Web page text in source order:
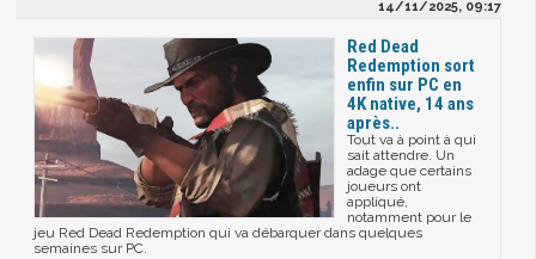
14/11/2025, 09:17
Red Dead
Redemption sort
enfin sur PC en
4K native, 14 ans
après..
Tout va à point à qui
sait attendre. Un
adage que certains
joueurs ont
appliqué,
notamment pour le
jeu Red Dead Redemption qui va débarquer dans quelques
semaines sur PC.